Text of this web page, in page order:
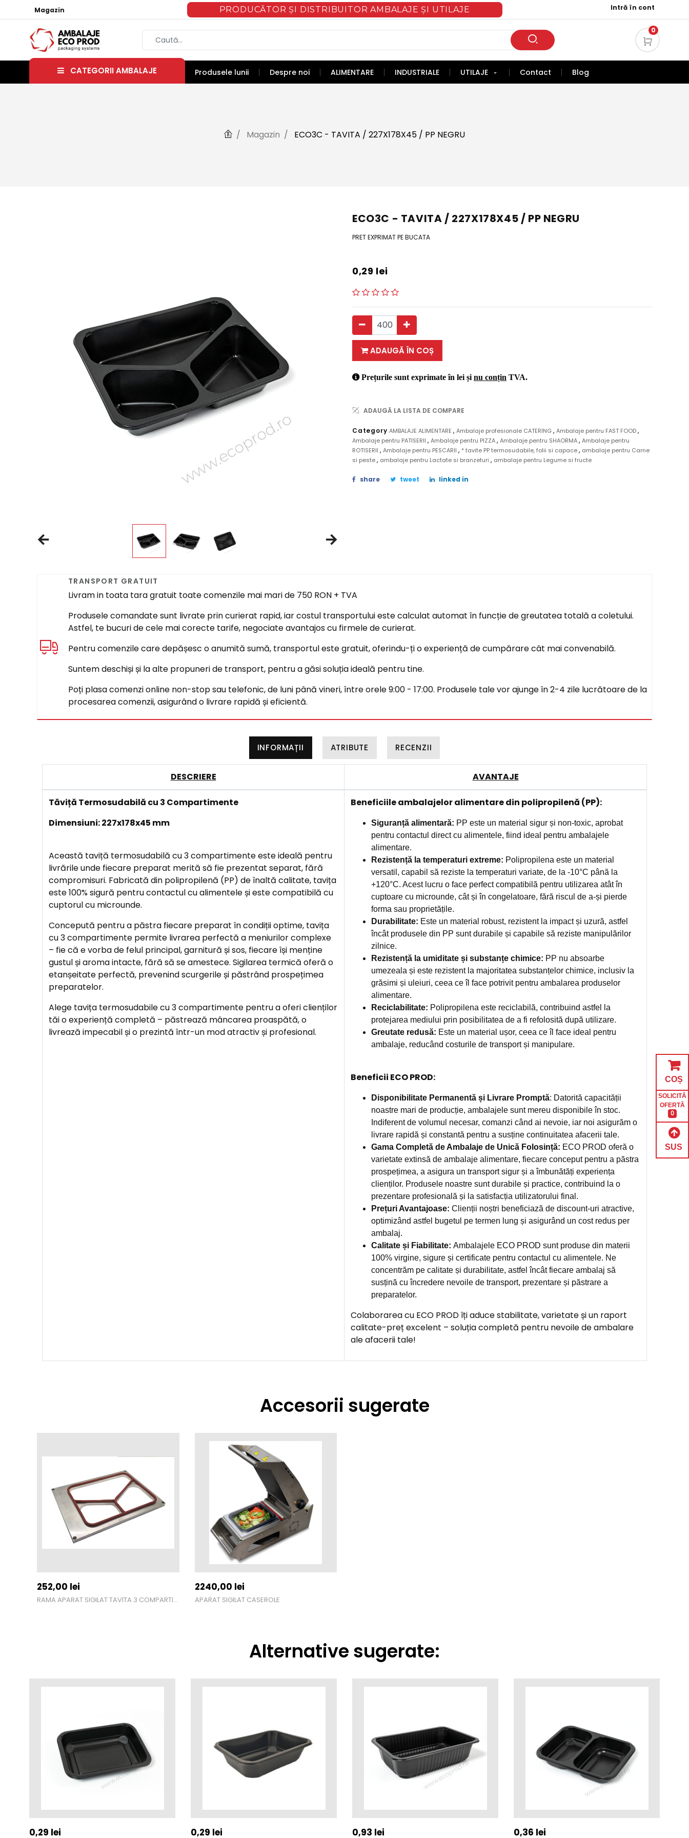
Magazin PRODUCĂTOR ȘI DISTRIBUITOR AMBALAJE ȘI UTILAJE Intră în cont
0
CATEGORII AMBALAJE Produsele lunii Despre noi ALIMENTARE INDUSTRIALE UTILAJE Contact Blog
Magazin ECO3C - TAVITA / 227X178X45 / PP NEGRU
ECO3C - TAVITA / 227X178X45 / PP NEGRU
PRET EXPRIMAT PE BUCATA
0,29 lei
ADAUGĂ ÎN COȘ
Prețurile sunt exprimate în lei și nu conțin TVA.
ADAUGĂ LA LISTA DE COMPARE
CategoryAMBALAJE ALIMENTARE,Ambalaje profesionale CATERING,Ambalaje pentru FAST FOOD,
Ambalaje pentru PATISERII , Ambalaje pentru PIZZA, Ambalaje pentru SHAORMA, Ambalaje pentru
ROTISERII , Ambalaje pentru PESCARII , * tavite PP termosudabile, folii si capace, ambalaje pentru Carne
si peste, ambalaje pentru Lactate si branzeturi , ambalaje pentru Legume si fructe
share tweet linked in
TRANSPORT GRATUIT
Livram in toata tara gratuit toate comenzile mai mari de 750 RON + TVA
Produsele comandate sunt livrate prin curierat rapid, iar costul transportului este calculat automat în funcție de greutatea totală a coletului.
Astfel, te bucuri de cele mai corecte tarife, negociate avantajos cu firmele de curierat.
Pentru comenzile care depășesc o anumită sumă, transportul este gratuit, oferindu-ți o experiență de cumpărare cât mai convenabilă.
Suntem deschiși și la alte propuneri de transport, pentru a găsi soluția ideală pentru tine.
Poți plasa comenzi online non-stop sau telefonic, de luni până vineri, între orele 9:00 - 17:00. Produsele tale vor ajunge în 2-4 zile lucrătoare de la
procesarea comenzii, asigurând o livrare rapidă și eficientă.
INFORMAȚII ATRIBUTE RECENZII
DESCRIERE AVANTAJE
Tăviță Termosudabilă cu 3 Compartimente
Dimensiuni: 227x178x45 mm
Această taviță termosudabilă cu 3 compartimente este ideală pentru
livrările unde fiecare preparat merită să fie prezentat separat, fără
compromisuri. Fabricată din polipropilenă (PP) de înaltă calitate, tavița
este 100% sigură pentru contactul cu alimentele și este compatibilă cu
cuptorul cu microunde.
Concepută pentru a păstra fiecare preparat în condiții optime, tavița
cu 3 compartimente permite livrarea perfectă a meniurilor complexe
– fie că e vorba de felul principal, garnitură și sos, fiecare își menține
gustul și aroma intacte, fără să se amestece. Sigilarea termică oferă o
etanșeitate perfectă, prevenind scurgerile și păstrând prospețimea
preparatelor.
Alege tavița termosudabile cu 3 compartimente pentru a oferi clienților
tăi o experiență completă – păstrează mâncarea proaspătă, o
livrează impecabil și o prezintă într-un mod atractiv și profesional.
Beneficiile ambalajelor alimentare din polipropilenă (PP):
Siguranță alimentară: PP este un material sigur și non-toxic, aprobat
pentru contactul direct cu alimentele, fiind ideal pentru ambalajele
alimentare.
Rezistență la temperaturi extreme: Polipropilena este un material
versatil, capabil să reziste la temperaturi variate, de la -10°C până la
+120°C. Acest lucru o face perfect compatibilă pentru utilizarea atât în
cuptoare cu microunde, cât și în congelatoare, fără riscul de a-și pierde
forma sau proprietățile.
Durabilitate: Este un material robust, rezistent la impact și uzură, astfel
încât produsele din PP sunt durabile și capabile să reziste manipulărilor
zilnice.
Rezistență la umiditate și substanțe chimice: PP nu absoarbe
umezeala și este rezistent la majoritatea substanțelor chimice, inclusiv la
grăsimi și uleiuri, ceea ce îl face potrivit pentru ambalarea produselor
alimentare.
Reciclabilitate: Polipropilena este reciclabilă, contribuind astfel la
protejarea mediului prin posibilitatea de a fi refolosită după utilizare.
Greutate redusă: Este un material ușor, ceea ce îl face ideal pentru
ambalaje, reducând costurile de transport și manipulare.
Beneficii ECO PROD:
Disponibilitate Permanentă și Livrare Promptă: Datorită capacității
noastre mari de producție, ambalajele sunt mereu disponibile în stoc.
Indiferent de volumul necesar, comanzi când ai nevoie, iar noi asigurăm o
livrare rapidă și constantă pentru a susține continuitatea afacerii tale.
Gama Completă de Ambalaje de Unică Folosință: ECO PROD oferă o
varietate extinsă de ambalaje alimentare, fiecare conceput pentru a păstra
prospețimea, a asigura un transport sigur și a îmbunătăți experiența
clienților. Produsele noastre sunt durabile și practice, contribuind la o
prezentare profesională și la satisfacția utilizatorului final.
Prețuri Avantajoase: Clienții noștri beneficiază de discount-uri atractive,
optimizând astfel bugetul pe termen lung și asigurând un cost redus per
ambalaj.
Calitate și Fiabilitate: Ambalajele ECO PROD sunt produse din materii
100% virgine, sigure și certificate pentru contactul cu alimentele. Ne
concentrăm pe calitate și durabilitate, astfel încât fiecare ambalaj să
susțină cu încredere nevoile de transport, prezentare și păstrare a
preparatelor.
Colaborarea cu ECO PROD îți aduce stabilitate, varietate și un raport
calitate-preț excelent – soluția completă pentru nevoile de ambalare
ale afacerii tale!
Accesorii sugerate
252,00 lei
RAMA APARAT SIGILAT TAVITA 3 COMPARTIMENTE 227X178
2240,00 lei
APARAT SIGILAT CASEROLE
Alternative sugerate:
0,29 lei 0,29 lei 0,93 lei 0,36 lei
COȘ
SOLICITĂ
OFERTĂ
0
SUS